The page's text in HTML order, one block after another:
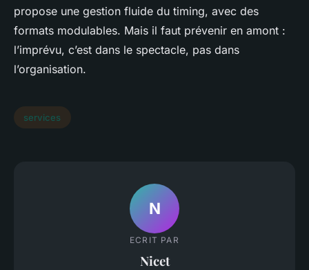
propose une gestion fluide du timing, avec des
formats modulables. Mais il faut prévenir en amont :
l’imprévu, c’est dans le spectacle, pas dans
l’organisation.
services
N
ECRIT PAR
Nicet